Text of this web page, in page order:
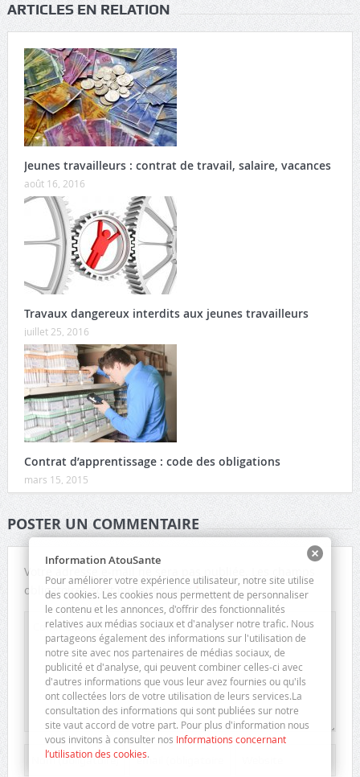
ARTICLES EN RELATION
Jeunes travailleurs : contrat de travail, salaire, vacances
août 16, 2016
Travaux dangereux interdits aux jeunes travailleurs
juillet 25, 2016
Contrat d’apprentissage : code des obligations
mars 15, 2015
POSTER UN COMMENTAIRE
Votre adresse e-mail ne sera pas publiée.
obligatoires sont indiqués avec*
Information AtouSante
Pour améliorer votre expérience utilisateur, notre site utilise
des cookies. Les cookies nous permettent de personnaliser
le contenu et les annonces, d'offrir des fonctionnalités
relatives aux médias sociaux et d'analyser notre trafic. Nous
partageons également des informations sur l'utilisation de
notre site avec nos partenaires de médias sociaux, de
publicité et d'analyse, qui peuvent combiner celles-ci avec
d'autres informations que vous leur avez fournies ou qu'ils
ont collectées lors de votre utilisation de leurs services.La
consultation des informations qui sont publiées sur notre
site vaut accord de votre part. Pour plus d'information nous
vous invitons à consulter nos Informations concernant
l’utilisation des cookies.